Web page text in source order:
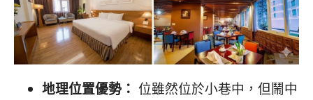
地理位置優勢： 位雖然位於小巷中，但鬧中